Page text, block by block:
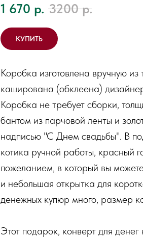
1 670 р. 3200 р.
КУПИТЬ
Коробка изготовлена вручную
каширована (обклеена)
Коробка не требует сборки,
бантом из парчовой ленты и
надписью "С Днем свадьбы". В
котика ручной работы, красный
пожеланием, в который вы
и небольшая открытка для
денежных купюр много, размер
Этот подарок, конверт для